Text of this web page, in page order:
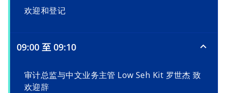
欢迎和登记
09:00 至 09:10
审计总监与中文业务主管 Low Seh Kit 罗世杰 致
欢迎辞